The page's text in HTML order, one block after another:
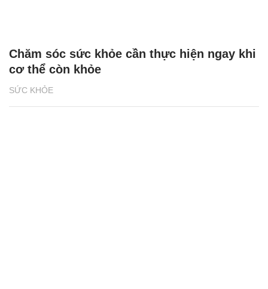
SỨC KHỎE
Chăm sóc sức khỏe cần thực hiện ngay khi
cơ thể còn khỏe